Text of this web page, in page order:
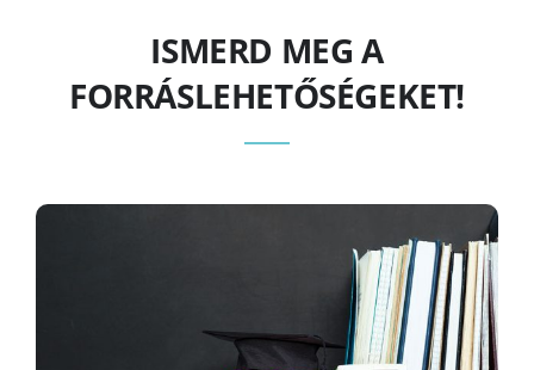
ISMERD MEG A
FORRÁSLEHETŐSÉGEKET!